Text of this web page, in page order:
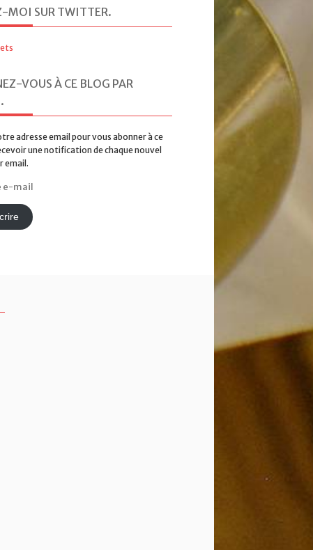
MOI SUR TWITTER.
VOUS À CE BLOG PAR
.
adresse email pour vous abonner à ce
une notification de chaque nouvel